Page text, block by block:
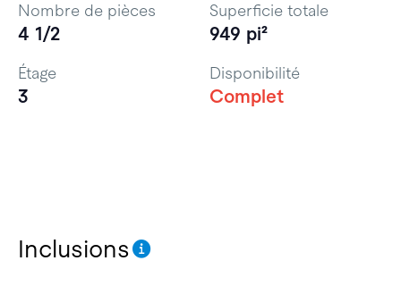
Inclusions
Nombre de pièces
4 1/2
Superficie totale
949 pi²
Étage
3
Disponibilité
Complet